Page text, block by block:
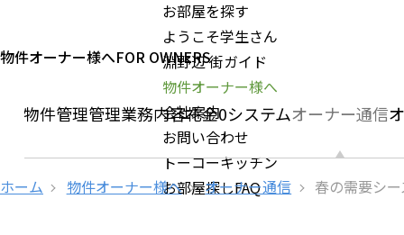
お部屋を探す
ようこそ学生さん
淵野辺 街ガイド
物件オーナー様へ
会社案内
お問い合わせ
トーコーキッチン
お部屋探しFAQ
物件オーナー様へFOR OWNERS
の物件管理管理業務内容礼金0システムオーナー通信
ホーム 物件オーナー様へ オーナー通信 春の需要シ